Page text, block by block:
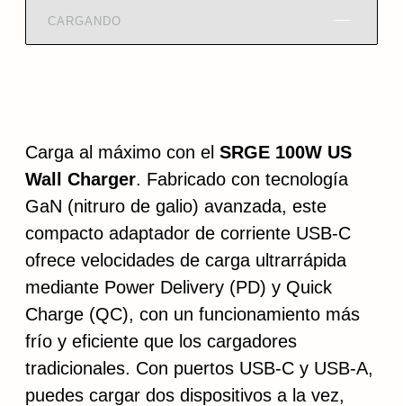
CARGANDO
Carga al máximo con el SRGE 100W US
Wall Charger. Fabricado con tecnología
GaN (nitruro de galio) avanzada, este
compacto adaptador de corriente USB-C
ofrece velocidades de carga ultrarrápida
mediante Power Delivery (PD) y Quick
Charge (QC), con un funcionamiento más
frío y eficiente que los cargadores
tradicionales. Con puertos USB-C y USB-A,
puedes cargar dos dispositivos a la vez,